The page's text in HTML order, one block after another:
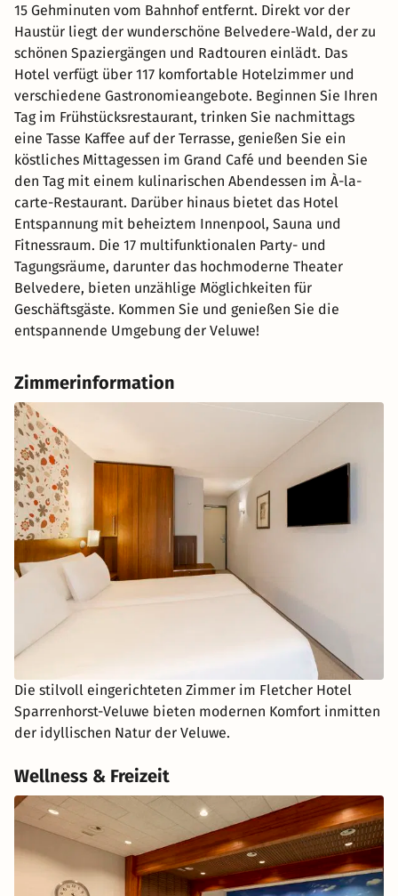
15 Gehminuten vom Bahnhof entfernt. Direkt vor der
Haustür liegt der wunderschöne Belvedere-Wald, der zu
schönen Spaziergängen und Radtouren einlädt. Das
Hotel verfügt über 117 komfortable Hotelzimmer und
verschiedene Gastronomieangebote. Beginnen Sie Ihren
Tag im Frühstücksrestaurant, trinken Sie nachmittags
eine Tasse Kaffee auf der Terrasse, genießen Sie ein
köstliches Mittagessen im Grand Café und beenden Sie
den Tag mit einem kulinarischen Abendessen im À-la-
carte-Restaurant. Darüber hinaus bietet das Hotel
Entspannung mit beheiztem Innenpool, Sauna und
Fitnessraum. Die 17 multifunktionalen Party- und
Tagungsräume, darunter das hochmoderne Theater
Belvedere, bieten unzählige Möglichkeiten für
Geschäftsgäste. Kommen Sie und genießen Sie die
entspannende Umgebung der Veluwe!
Zimmerinformation
Die stilvoll eingerichteten Zimmer im Fletcher Hotel
Sparrenhorst-Veluwe bieten modernen Komfort inmitten
der idyllischen Natur der Veluwe.
Wellness & Freizeit